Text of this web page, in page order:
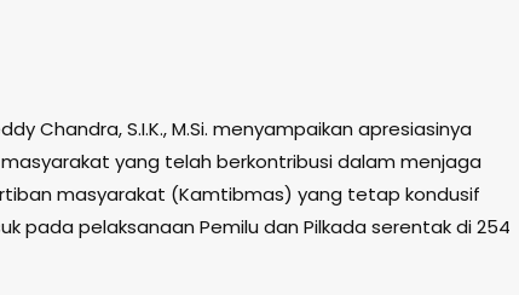
Chandra, S.I.K., M.Si. menyampaikan apresiasinya
yang telah berkontribusi dalam menjaga
masyarakat (Kamtibmas) yang tetap kondusif
pada pelaksanaan Pemilu dan Pilkada serentak di 254